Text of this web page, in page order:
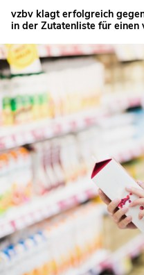
vzbv klagt erfolgreich
in der Zutatenliste für einen